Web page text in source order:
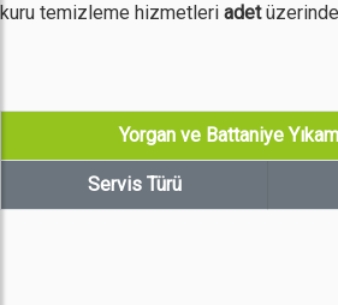
kuru temizleme hizmetleri adet
Yorgan ve Battaniye
Servis Türü